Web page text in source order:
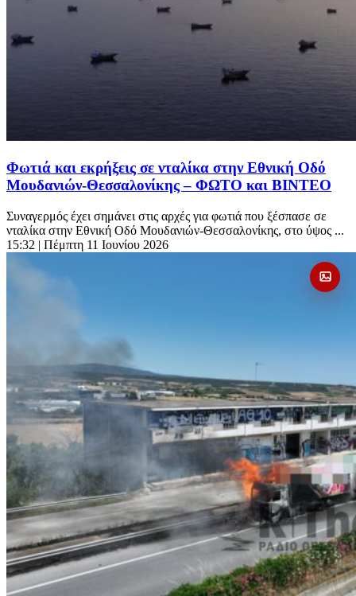
Φωτιά και εκρήξεις σε νταλίκα στην Εθνική Οδό
Μουδανιών-Θεσσαλονίκης – ΦΩΤΟ και ΒΙΝΤΕΟ
Συναγερμός έχει σημάνει στις αρχές για φωτιά που ξέσπασε σε
νταλίκα στην Εθνική Οδό Μουδανιών-Θεσσαλονίκης, στο ύψος ...
15:32 | Πέμπτη 11 Ιουνίου 2026